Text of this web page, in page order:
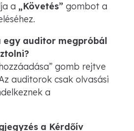
a „Követés” gombot a
egy auditor megpróbál
gomb rejtve
auditorok csak olvasási
a
a Kérdőív